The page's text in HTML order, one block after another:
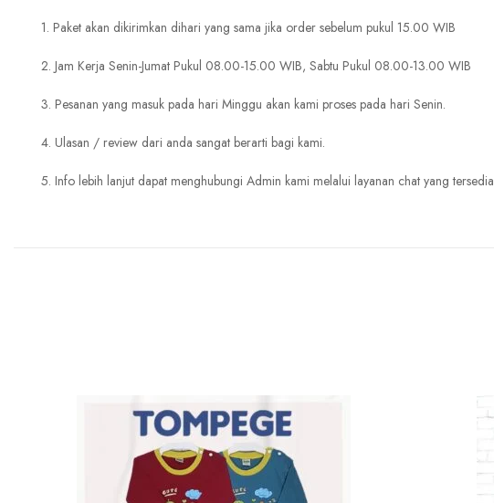
1. Paket akan dikirimkan dihari yang sama jika order sebelum pukul 15.00 WIB
2. Jam Kerja Senin-Jumat Pukul 08.00-15.00 WIB, Sabtu Pukul 08.00-13.00 WIB
3. Pesanan yang masuk pada hari Minggu akan kami proses pada hari Senin.
4. Ulasan / review dari anda sangat berarti bagi kami.
5. Info lebih lanjut dapat menghubungi Admin kami melalui layanan chat yang tersedia